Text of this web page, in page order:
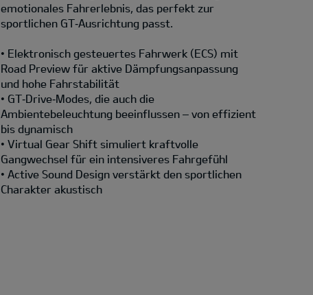
emotionales Fahrerlebnis, das perfekt zur
sportlichen GT‑Ausrichtung passt.
• Elektronisch gesteuertes Fahrwerk (ECS) mit
Road Preview für aktive Dämpfungsanpassung
und hohe Fahrstabilität
• GT‑Drive‑Modes, die auch die
Ambientebeleuchtung beeinflussen – von effizient
bis dynamisch
• Virtual Gear Shift simuliert kraftvolle
Gangwechsel für ein intensiveres Fahrgefühl
• Active Sound Design verstärkt den sportlichen
Charakter akustisch